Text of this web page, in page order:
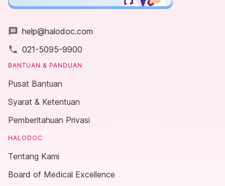
message help@halodoc.com
local_phone 021-5095-9900
BANTUAN & PANDUAN
Pusat Bantuan
Syarat & Ketentuan
Pemberitahuan Privasi
HALODOC
Tentang Kami
Board of Medical Excellence